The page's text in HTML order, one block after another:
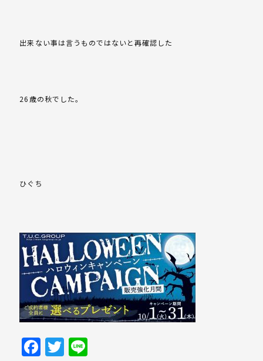
出来ない事は言うものではないと再確認した
26歳の秋でした。
ひぐち
Facebook
Twitter